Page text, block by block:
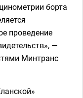
борта
проведение
—
Минтранс